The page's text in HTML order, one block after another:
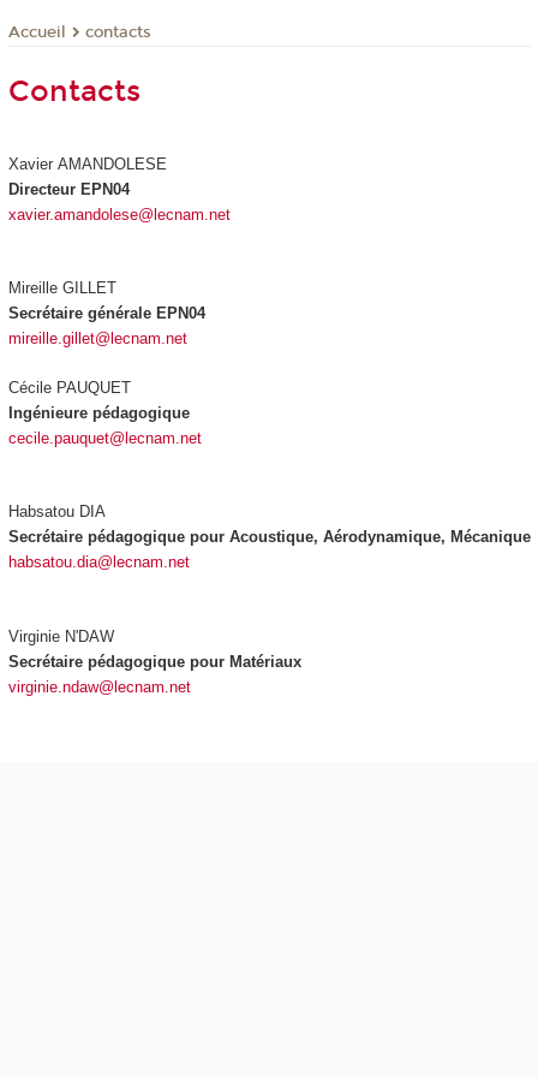
Accueil contacts
Contacts
Xavier AMANDOLESE
Directeur EPN04
xavier.amandolese@lecnam.net
Mireille GILLET
Secrétaire générale EPN04
mireille.gillet@lecnam.net
Cécile PAUQUET
Ingénieure pédagogique
cecile.pauquet@lecnam.net
Habsatou DIA
Secrétaire pédagogique pour Acoustique, Aérodynamique, Mécanique
habsatou.dia@lecnam.net
Virginie N'DAW
Secrétaire pédagogique pour Matériaux
virginie.ndaw@lecnam.net